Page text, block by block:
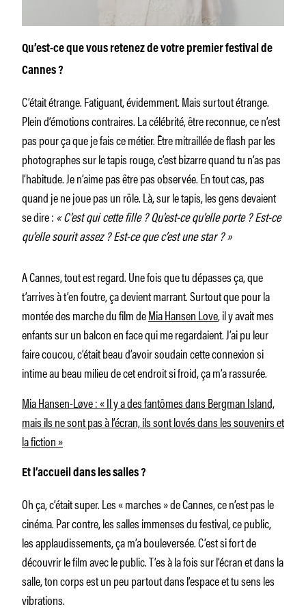
Qu’est-ce que vous retenez de votre premier festival de
Cannes ?
C’était étrange. Fatiguant, évidemment. Mais surtout étrange.
Plein d’émotions contraires. La célébrité, être reconnue, ce n’est
pas pour ça que je fais ce métier. Être mitraillée de flash par les
photographes sur le tapis rouge, c’est bizarre quand tu n’as pas
l’habitude. Je n’aime pas être pas observée. En tout cas, pas
quand je ne joue pas un rôle. Là, sur le tapis, les gens devaient
se dire : « C’est qui cette fille ? Qu’est-ce qu’elle porte ? Est-ce
qu’elle sourit assez ? Est-ce que c’est une star ? »
A Cannes, tout est regard. Une fois que tu dépasses ça, que
t’arrives à t’en foutre, ça devient marrant. Surtout que pour la
montée des marche du film deMia Hansen Love, il y avait mes
enfants sur un balcon en face qui me regardaient. J’ai pu leur
faire coucou, c’était beau d’avoir soudain cette connexion si
intime au beau milieu de cet endroit si froid, ça m’a rassurée.
Mia Hansen-Løve : « Il y a des fantômes dans Bergman Island,
mais ils ne sont pas à l’écran, ils sont lovés dans les souvenirs et
la fiction »
Et l’accueil dans les salles ?
Oh ça, c’était super. Les « marches » de Cannes, ce n’est pas le
cinéma. Par contre, les salles immenses du festival, ce public,
les applaudissements, ça m’a bouleversée. C’est si fort de
découvrir le film avec le public. T’es à la fois sur l’écran et dans la
salle, ton corps est un peu partout dans l’espace et tu sens les
vibrations.